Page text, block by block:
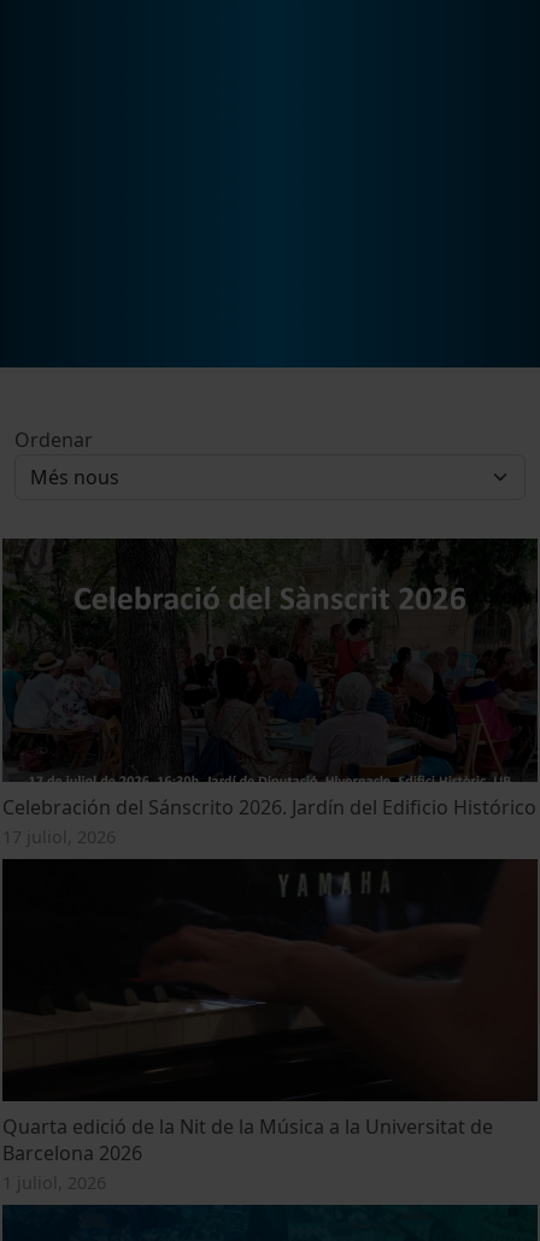
Ordenar
Celebración del Sánscrito 2026. Jardín del Edificio Histórico
17 juliol, 2026
Quarta edició de la Nit de la Música a la Universitat de
Barcelona 2026
1 juliol, 2026